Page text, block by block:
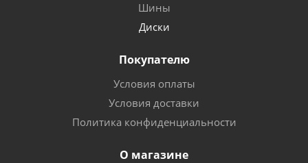
Шины
Диски
Покупателю
Условия оплаты
Условия доставки
Политика конфиденциальности
О магазине